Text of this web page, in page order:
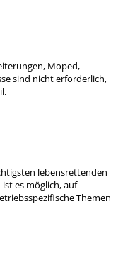
Moped,
sind nicht erforderlich,
lebensrettenden
es möglich, auf
Themen